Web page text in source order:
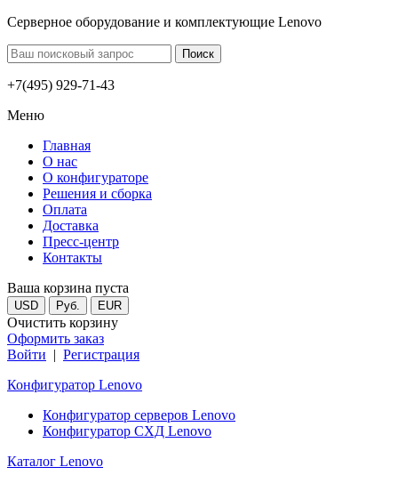
Серверное оборудование и комплектующие Lenovo
+7(495) 929-71-43
Меню
Главная
О нас
О конфигураторе
Решения и сборка
Оплата
Доставка
Пресс-центр
Контакты
Ваша корзина пуста
USD Руб. EUR
Очистить корзину
Оформить заказ
Войти | Регистрация
Конфигуратор Lenovo
Конфигуратор серверов Lenovo
Конфигуратор СХД Lenovo
Каталог Lenovo